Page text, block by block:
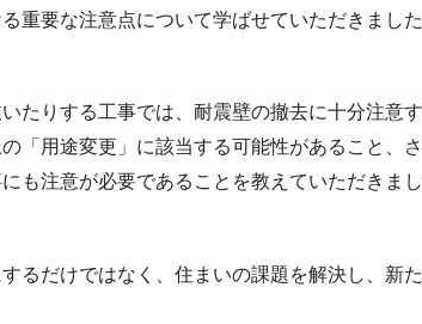
重要な注意点について学ばせていただきました
たりする工事では、耐震壁の撤去に十分注意
「用途変更」に該当する可能性があること、
も注意が必要であることを教えていただきまし
るだけではなく、住まいの課題を解決し、新